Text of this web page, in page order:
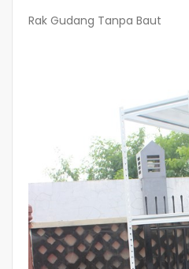
Rak Gudang Tanpa Baut